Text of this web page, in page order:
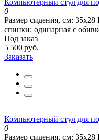
0
Размер сидения, см: 35х28
спинки: одинарная с
Под заказ
5 500 руб.
Заказать
Компьютерный стул для
0
Размер сидения, см: 35х28